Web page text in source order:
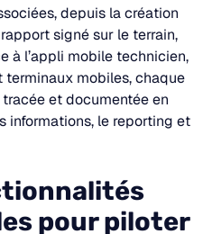
depuis la création
signé sur le terrain,
à l’appli mobile technicien,
mobiles, chaque
et documentée en
informations, le reporting et
pour piloter